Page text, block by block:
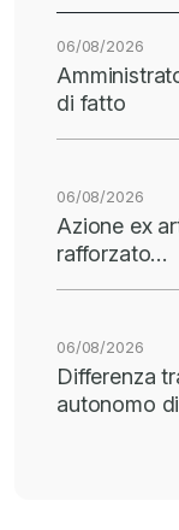
06/08/2026
di fatto
06/08/2026
Azione ex
rafforzato…
06/08/2026
Differenza
autonomo